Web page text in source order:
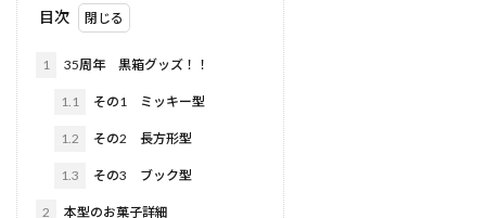
目次
1 35周年 黒箱グッズ！！
1.1 その1 ミッキー型
1.2 その2 長方形型
1.3 その3 ブック型
2 本型のお菓子詳細